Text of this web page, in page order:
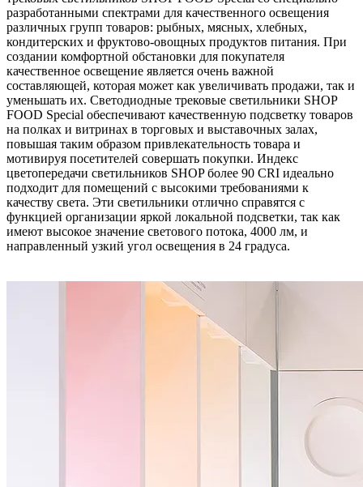
разработанными спектрами для качественного освещения
различных групп товаров: рыбных, мясных, хлебных,
кондитерских и фруктово-овощных продуктов питания. При
создании комфортной обстановки для покупателя
качественное освещение является очень важной
составляющей, которая может как увеличивать продажи, так и
уменьшать их. Светодиодные трековые светильники SHOP
FOOD Special обеспечивают качественную подсветку товаров
на полках и витринах в торговых и выставочных залах,
повышая таким образом привлекательность товара и
мотивируя посетителей совершать покупки. Индекс
цветопередачи светильников SHOP более 90 CRI идеально
подходит для помещений с высокими требованиями к
качеству света. Эти светильники отлично справятся с
функцией организации яркой локальной подсветки, так как
имеют высокое значение светового потока, 4000 лм, и
направленный узкий угол освещения в 24 градуса.